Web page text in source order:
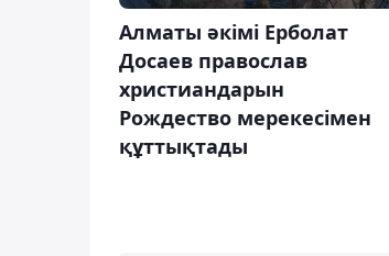
Алматы әкімі Ерболат
Досаев православ
христиандарын
Рождество мерекесімен
құттықтады